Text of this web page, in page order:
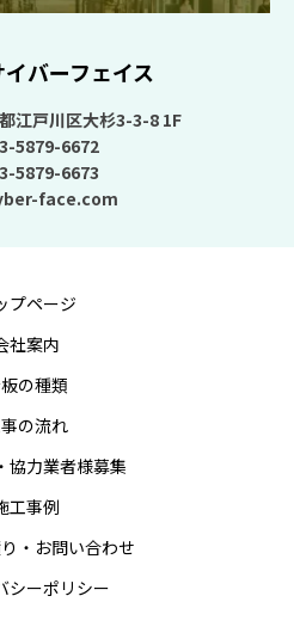
バーフェイス
江戸川区大杉3-3-8 1F
5879-6672
5879-6673
face.com
プページ
社案内
の種類
の流れ
協力業者様募集
工事例
・お問い合わせ
シーポリシー